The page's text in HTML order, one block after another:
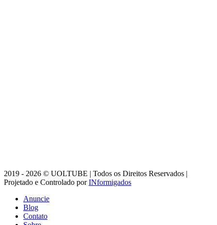
2019 - 2026 © UOLTUBE | Todos os Direitos Reservados |
Projetado e Controlado porINformigados
Anuncie
Blog
Contato